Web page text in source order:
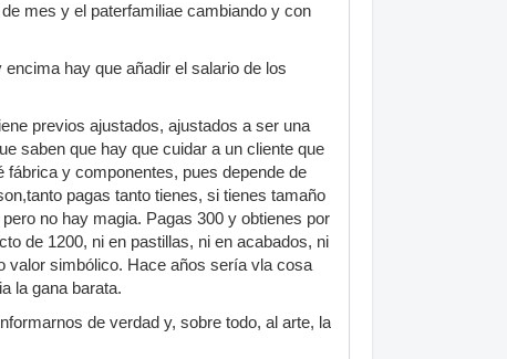
mes y el paterfamiliae cambiando y con
hay que añadir el salario de los
previos ajustados, ajustados a ser una
saben que hay que cuidar a un cliente que
fábrica y componentes, pues depende de
pagas tanto tienes, si tienes tamaño
no hay magia. Pagas 300 y obtienes por
de 1200, ni en pastillas, ni en acabados, ni
valor simbólico. Hace años sería vla cosa
la gana barata.
de verdad y, sobre todo, al arte, la